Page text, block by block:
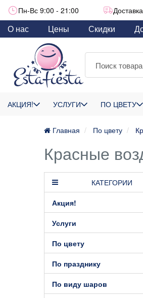
Пн-Вс 9:00 - 21:00
О нас Цены Скидки
АКЦИЯ! УСЛУГИ ПО ЦВЕТУ
Главная По цвету
Красные
КАТЕГОРИИ
Акция!
Услуги
По цвету
По празднику
По виду шаров